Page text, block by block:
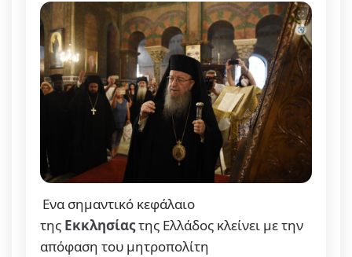
Ενα σημαντικό κεφάλαιο
της Εκκλησίαςτης Ελλάδος κλείνει με την
απόφαση του μητροπολίτη